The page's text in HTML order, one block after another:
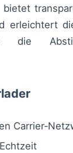
bietet
erleichtert
die